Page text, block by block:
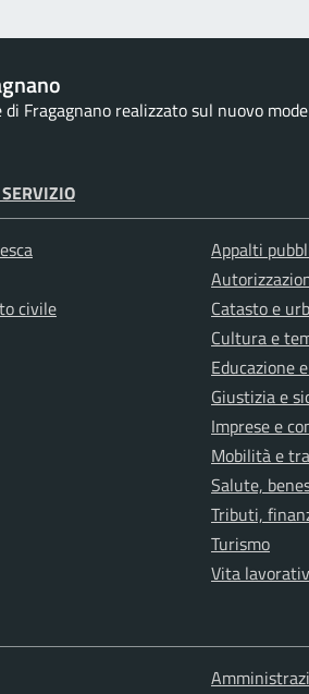
di Fragagnano realizzato sul nuovo
civile
Appalti
Catasto e
Cultura e
Educazione
Giustizia e
Imprese e
Mobilità e
Salute,
Tributi,
Turismo
Vita